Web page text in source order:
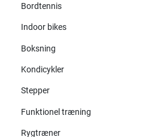
Bordtennis
Indoor bikes
Boksning
Kondicykler
Stepper
Funktionel træning
Rygtræner